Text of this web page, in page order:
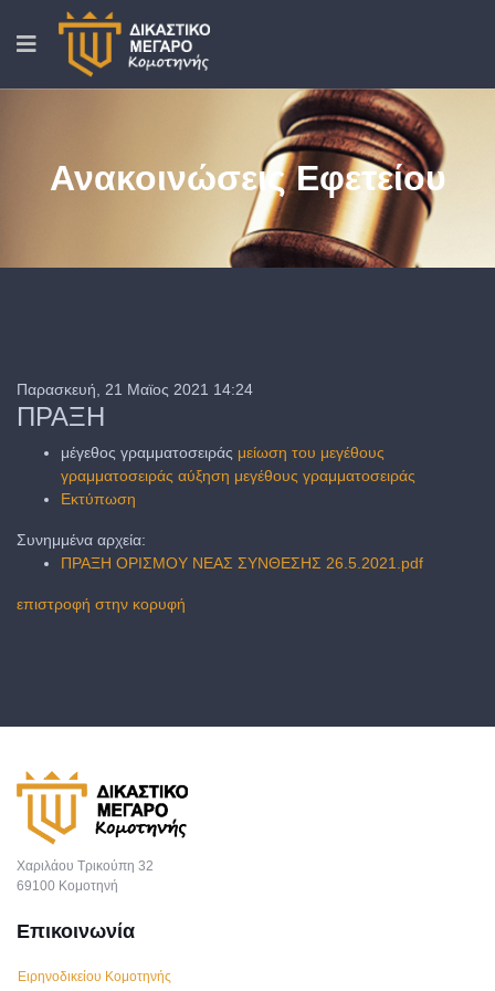
Ανακοινώσεις Εφετείου
Παρασκευή, 21 Μαϊος 2021 14:24
ΠΡΑΞΗ
μέγεθος γραμματοσειράς μείωση του μεγέθους
γραμματοσειράς αύξηση μεγέθους γραμματοσειράς
Εκτύπωση
Συνημμένα αρχεία:
ΠΡΑΞΗ ΟΡΙΣΜΟΥ ΝΕΑΣ ΣΥΝΘΕΣΗΣ 26.5.2021.pdf
επιστροφή στην κορυφή
Χαριλάου Τρικούπη 32
69100 Κομοτηνή
Επικοινωνία
Ειρηνοδικείου Κομοτηνής